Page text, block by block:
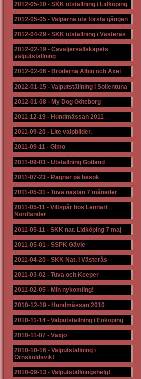
2012-05-10 - SKK utställning i Lidköping
2012-05-05 - Valparna ute första gången
2012-04-29 - SKK utställning i Västerås
2012-02-19 - Cavaljersällskapets
valputställning
2012-02-06 - Bröderna Albin och Axel
2012-01-15 - Valputställning i Sollentuna
2012-01-08 - My Dog Göteborg
2011-12-19 - Hundmässan 2011
2011-09-20 - Lite valpbilder.
2011-09-11 - Gimo
2011-09-03 - Utställning Gotland
2011-07-23 - Ragnar på besök
2011-05-31 - Tuva nästan 7 månader
2011-05-11 - Viltspår hos Lennart
Nordlander
2011-05-11 - SKK nat. Lidköping 7 maj
2011-05-01 - SSPK Gävle
2011-04-20 - SKK Nat. i Västerås
2011-03-02 - Tuva och Keeper
2011-02-05 - Min nykomling!
2010-12-19 - Hundmässan 2010
2010-11-14 - Valputställning i Enköping
2010-11-07 - Växjö
2010-10-16 - Valputställning i
Örnsköldsvik!
2010-09-13 - Valputställningshelg!